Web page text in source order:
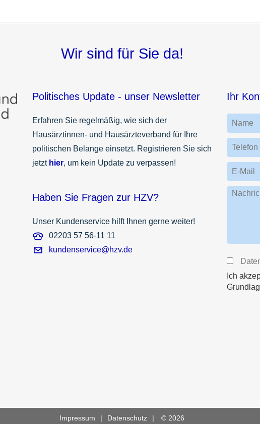
Wir sind für Sie da!
Politisches Update - unser Newsletter
Erfahren Sie regelmäßig, wie sich der
Hausärztinnen- und Hausärzteverband für Ihre
politischen Belange einsetzt. Registrieren Sie sich
jetzt hier, um kein Update zu verpassen!
Haben Sie Fragen zur HZV?
Unser Kundenservice hilft Ihnen gerne weiter!
02203 57 56-11 11
kundenservice@hzv.de
Ihr
Name
Telefon
E-Mail
Ich
Impressum Datenschutz © 2026